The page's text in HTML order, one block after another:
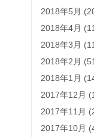
2018年5月
2018年4月
2018年3月
2018年2月
2018年1月
2017年12月
2017年11月
2017年10月